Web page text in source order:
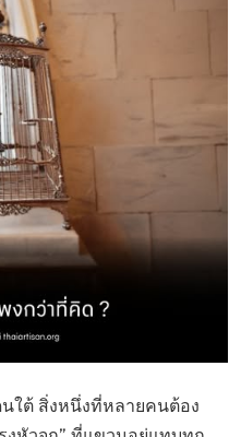
ใต้ สิ่งหนึ่งที่หลายคนต้อง